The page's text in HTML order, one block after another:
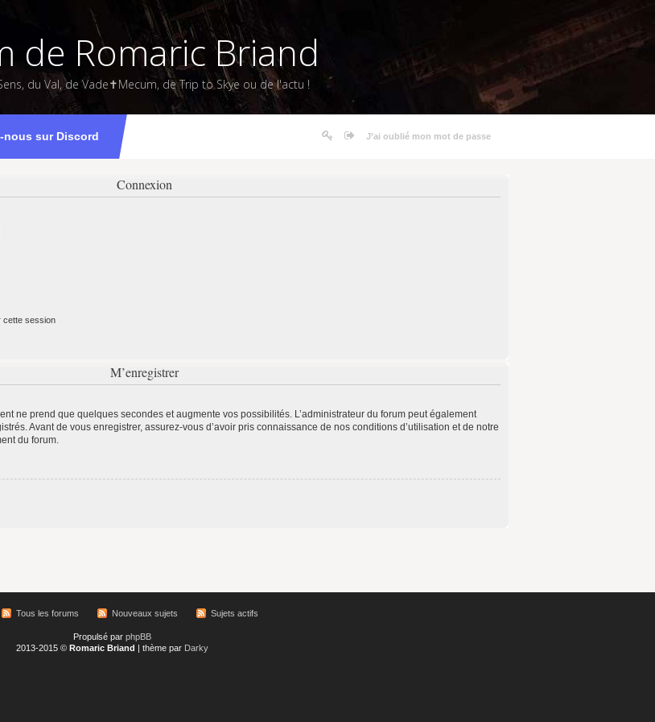
de Romaric Briand
du Val, de Vade✝Mecum, de Trip to Skye ou de l'actu !
nous sur Discord J’ai oublié mon mot de passe
Connexion
cette session
M’enregistrer
ne prend que quelques secondes et augmente vos possibilités. L’administrateur du forum peut également
Avant de vous enregistrer, assurez-vous d’avoir pris connaissance de nos conditions d’utilisation et de notre
du forum.
Tous les forums Nouveaux sujets Sujets actifs
Propulsé par phpBB
2013-2015 © Romaric Briand | thème par Darky